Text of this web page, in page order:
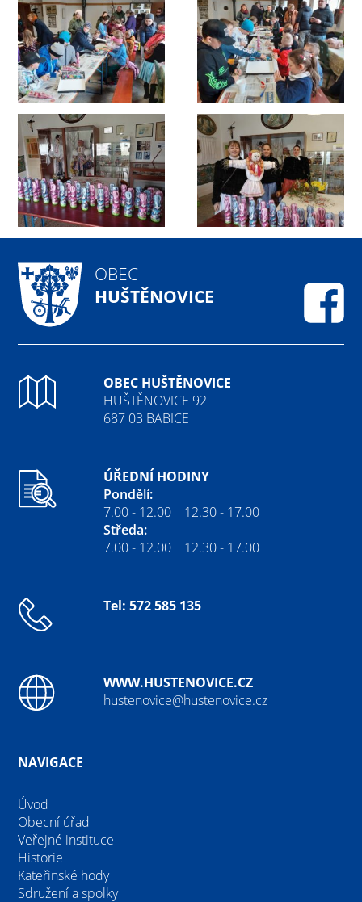
OBEC
HUŠTĚNOVICE
OBEC HUŠTĚNOVICE
HUŠTĚNOVICE 92
687 03 BABICE
ÚŘEDNÍ HODINY
Pondělí:
7.00 - 12.00 12.30 - 17.00
Středa:
7.00 - 12.00 12.30 - 17.00
Tel: 572 585 135
WWW.HUSTENOVICE.CZ
hustenovice@hustenovice.cz
NAVIGACE
Úvod
Obecní úřad
Veřejné instituce
Historie
Kateřinské hody
Sdružení a spolky